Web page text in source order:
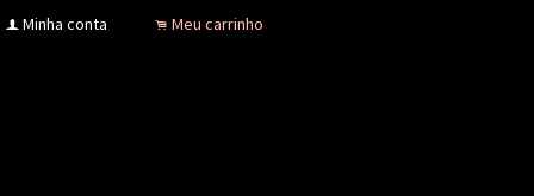
f Minha conta . Meu carrinho